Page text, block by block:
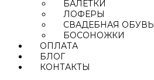
БАЛЕТКИ
ЛОФЕРЫ
СВАДЕБНАЯ ОБУВЬ
БОСОНОЖКИ
ОПЛАТА
БЛОГ
КОНТАКТЫ